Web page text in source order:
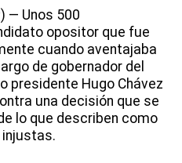
— Unos 500
opositor que fue
cuando aventajaba
de gobernador del
presidente Hugo Chávez
una decisión que se
lo que describen como